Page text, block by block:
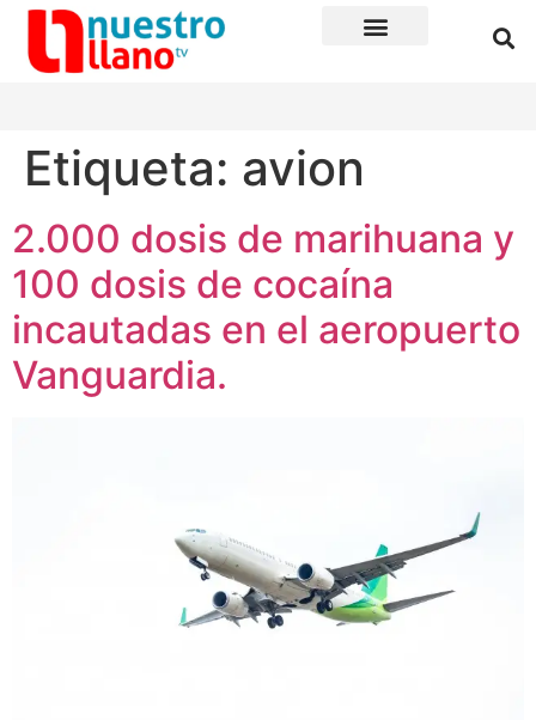
Etiqueta: avion
2.000 dosis de marihuana y
100 dosis de cocaína
incautadas en el aeropuerto
Vanguardia.